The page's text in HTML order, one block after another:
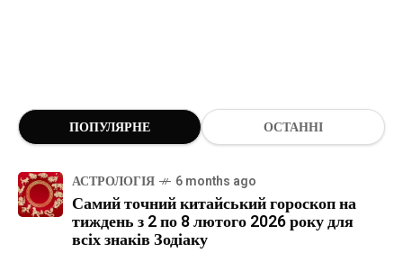
ПОПУЛЯРНЕ ОСТАННІ
АСТРОЛОГІЯ 6 months ago
Самий точний китайський гороскоп на
тиждень з 2 по 8 лютого 2026 року для
всіх знаків Зодіаку